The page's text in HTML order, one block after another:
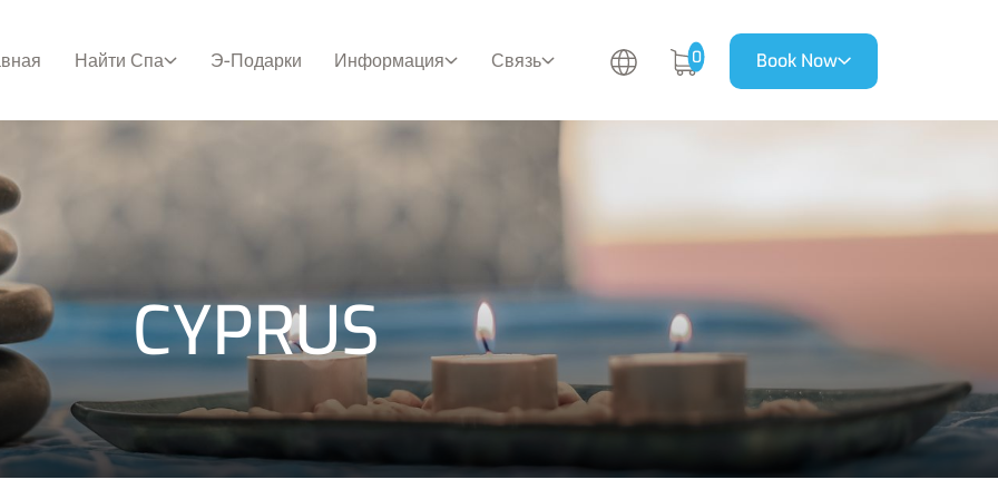
Найти Спа Э-Подарки Информация Связь 0 Book Now
CYPRUS